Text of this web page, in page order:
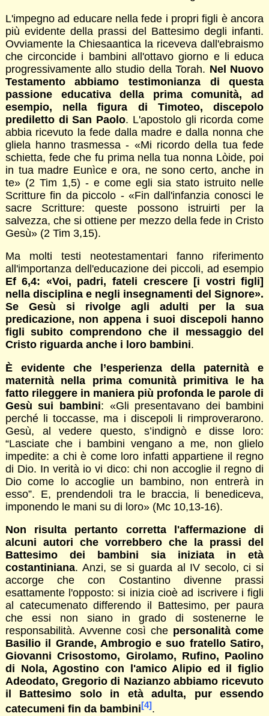
L'impegno ad educare nella fede i propri figli è ancora
più evidente della prassi del Battesimo degli infanti.
Ovviamente la Chiesaantica la riceveva dall'ebraismo
che circoncide i bambini all'ottavo giorno e li educa
progressivamente allo studio della Torah. Nel Nuovo
Testamento abbiamo testimonianza di questa
passione educativa della prima comunità, ad
esempio, nella figura di Timoteo, discepolo
prediletto di San Paolo. L'apostolo gli ricorda come
abbia ricevuto la fede dalla madre e dalla nonna che
gliela hanno trasmessa - «Mi ricordo della tua fede
schietta, fede che fu prima nella tua nonna Lòide, poi
in tua madre Eunìce e ora, ne sono certo, anche in
te» (2 Tim 1,5) - e come egli sia stato istruito nelle
Scritture fin da piccolo - «Fin dall'infanzia conosci le
sacre Scritture: queste possono istruirti per la
salvezza, che si ottiene per mezzo della fede in Cristo
Gesù» (2 Tim 3,15).
Ma molti testi neotestamentari fanno riferimento
all'importanza dell'educazione dei piccoli, ad esempio
Ef 6,4: «Voi, padri, fateli crescere [i vostri figli]
nella disciplina e negli insegnamenti del Signore».
Se Gesù si rivolge agli adulti per la sua
predicazione, non appena i suoi discepoli hanno
figli subito comprendono che il messaggio del
Cristo riguarda anche i loro bambini.
È evidente che l’esperienza della paternità e
maternità nella prima comunità primitiva le ha
fatto rileggere in maniera più profonda le parole di
Gesù sui bambini: «Gli presentavano dei bambini
perché li toccasse, ma i discepoli li rimproverarono.
Gesù, al vedere questo, s’indignò e disse loro:
“Lasciate che i bambini vengano a me, non glielo
impedite: a chi è come loro infatti appartiene il regno
di Dio. In verità io vi dico: chi non accoglie il regno di
Dio come lo accoglie un bambino, non entrerà in
esso”. E, prendendoli tra le braccia, li benediceva,
imponendo le mani su di loro» (Mc 10,13-16).
Non risulta pertanto corretta l'affermazione di
alcuni autori che vorrebbero che la prassi del
Battesimo dei bambini sia iniziata in età
costantiniana. Anzi, se si guarda al IV secolo, ci si
accorge che con Costantino divenne prassi
esattamente l'opposto: si inizia cioè ad iscrivere i figli
al catecumenato differendo il Battesimo, per paura
che essi non siano in grado di sostenerne le
responsabilità. Avvenne così che personalità come
Basilio il Grande, Ambrogio e suo fratello Satiro,
Giovanni Crisostomo, Girolamo, Rufino, Paolino
di Nola, Agostino con l'amico Alipio ed il figlio
Adeodato, Gregorio di Nazianzo abbiamo ricevuto
il Battesimo solo in età adulta, pur essendo
catecumeni fin da bambini[4].